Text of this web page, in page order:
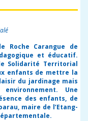
Roche Carangue de
et éducatif.
Solidarité Territorial
enfants de mettre la
du jardinage mais
Une
des enfants, de
maire de l’Etang-